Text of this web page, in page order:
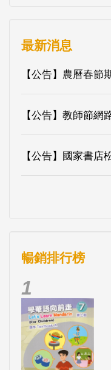
最新消息
【公告】農曆春
【公告】教師節網
【公告】國家書店
暢銷排行榜
1